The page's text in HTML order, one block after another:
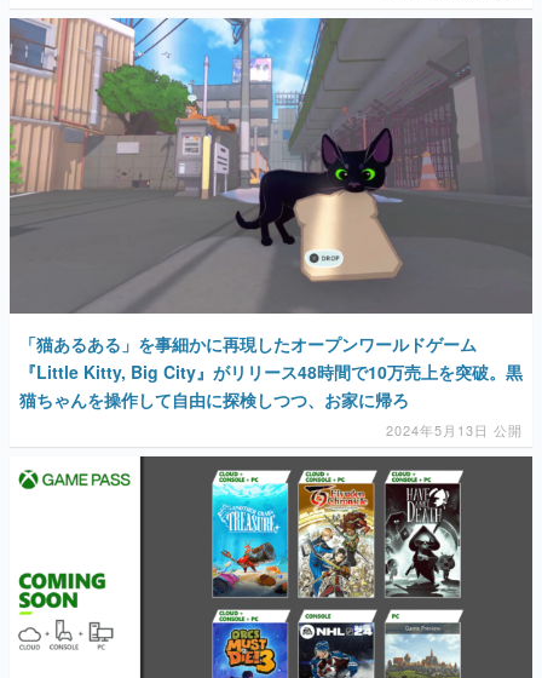
「猫あるある」を事細かに再現したオープンワールドゲーム
『Little Kitty, Big City』がリリース48時間で10万売上を突破。黒
猫ちゃんを操作して自由に探検しつつ、お家に帰ろ
2024年5月13日 公開